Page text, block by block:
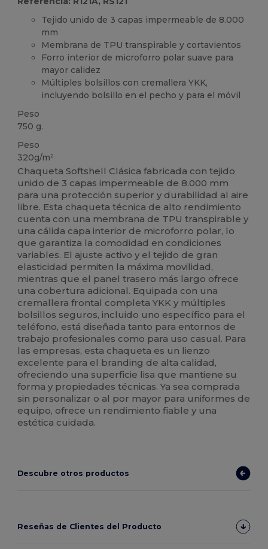
Tejido unido de 3 capas impermeable de 8.000
mm
Membrana de TPU transpirable y cortavientos
Forro interior de microforro polar suave para
mayor calidez
Múltiples bolsillos con cremallera YKK,
incluyendo bolsillo en el pecho y para el móvil
Peso
750 g.
Peso
320g/m²
Chaqueta Softshell Clásica fabricada con tejido
unido de 3 capas impermeable de 8.000 mm
para una protección superior y durabilidad al aire
libre. Esta chaqueta técnica de alto rendimiento
cuenta con una membrana de TPU transpirable y
una cálida capa interior de microforro polar, lo
que garantiza la comodidad en condiciones
variables. El ajuste activo y el tejido de gran
elasticidad permiten la máxima movilidad,
mientras que el panel trasero más largo ofrece
una cobertura adicional. Equipada con una
cremallera frontal completa YKK y múltiples
bolsillos seguros, incluido uno específico para el
teléfono, está diseñada tanto para entornos de
trabajo profesionales como para uso casual. Para
las empresas, esta chaqueta es un lienzo
excelente para el branding de alta calidad,
ofreciendo una superficie lisa que mantiene su
forma y propiedades técnicas. Ya sea comprada
sin personalizar o al por mayor para uniformes de
equipo, ofrece un rendimiento fiable y una
estética cuidada.
Descubre otros productos
Reseñas de Clientes del Producto